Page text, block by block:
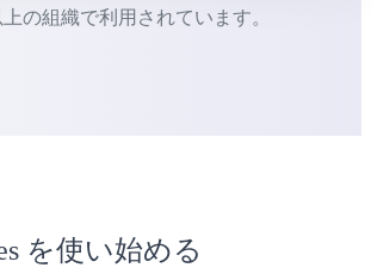
の組織で利用されています。
を使い始める